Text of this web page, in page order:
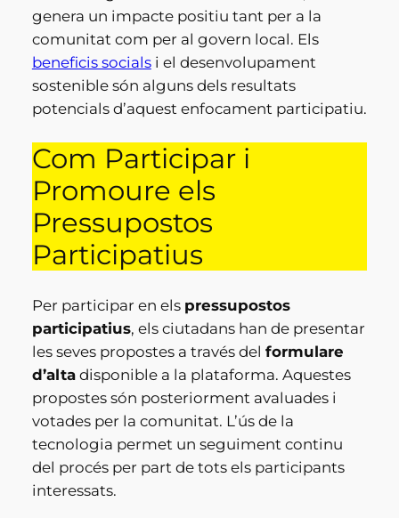
genera un impacte positiu tant per a la
comunitat com per al govern local. Els
beneficis socialsi el desenvolupament
sostenible són alguns dels resultats
potencials d’aquest enfocament participatiu.
Com Participar i
Promoure els
Pressupostos
Participatius
Per participar en els pressupostos
participatius, els ciutadans han de presentar
les seves propostes a través del formulare
d’altadisponible a la plataforma. Aquestes
propostes són posteriorment avaluades i
votades per la comunitat. L’ús de la
tecnologia permet un seguiment continu
del procés per part de tots els participants
interessats.